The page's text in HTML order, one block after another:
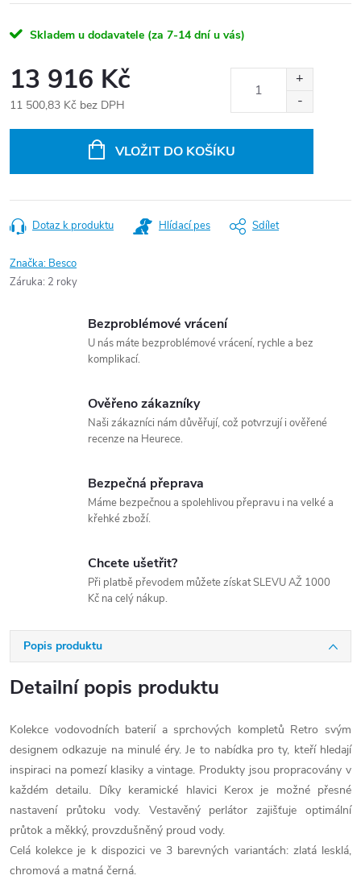
Skladem u dodavatele (za 7-14 dní u vás)
13 916 Kč
11 500,83 Kč bez DPH
VLOŽIT DO KOŠÍKU
Dotaz k produktu Hlídací pes Sdílet
Značka: Besco
Záruka: 2 roky
Bezproblémové vrácení
U nás máte bezproblémové vrácení, rychle a bez
komplikací.
Ověřeno zákazníky
Naši zákazníci nám důvěřují, což potvrzují i ověřené
recenze na Heurece.
Bezpečná přeprava
Máme bezpečnou a spolehlivou přepravu i na velké a
křehké zboží.
Chcete ušetřit?
Při platbě převodem můžete získat SLEVU AŽ 1000
Kč na celý nákup.
Popis produktu
Detailní popis produktu
Kolekce vodovodních baterií a sprchových kompletů Retro svým
designem odkazuje na minulé éry. Je to nabídka pro ty, kteří hledají
inspiraci na pomezí klasiky a vintage. Produkty jsou propracovány v
každém detailu. Díky keramické hlavici Kerox je možné přesné
nastavení průtoku vody. Vestavěný perlátor zajišťuje optimální
průtok a měkký, provzdušněný proud vody.
Celá kolekce je k dispozici ve 3 barevných variantách: zlatá lesklá,
chromová a matná černá.